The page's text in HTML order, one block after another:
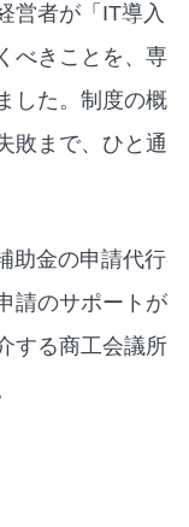
営者が「IT導入
べきことを、専
した。制度の概
敗まで、ひと通
助金の申請代行
請のサポートが
する商工会議所